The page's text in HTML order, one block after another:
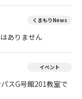
くまもりNews
ありません
イベント
スG号館201教室で